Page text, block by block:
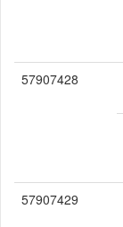
57907428
57907429